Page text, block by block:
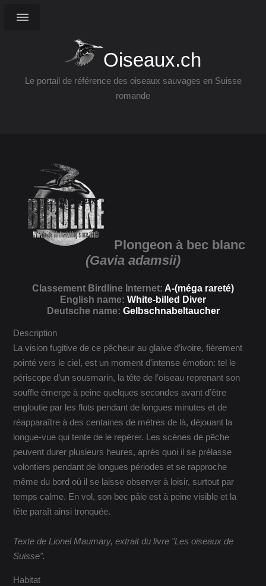
Oiseaux.ch
Le portail de référence des oiseaux sauvages en Suisse
romande
Plongeon à bec blanc
(Gavia adamsii)
Classement Birdline Internet: A-(méga rareté)
English name: White-billed Diver
Deutsche name: Gelbschnabeltaucher
Description
La vision fugitive de ce pêcheur au glaive d’ivoire, fièrement
pointé vers le ciel, est un moment d’intense émotion: tel le
périscope d’un sousmarin, la tête de l’oiseau reprenant son
souffle émerge à peine quelques secondes avant d’être
engloutie par les flots pendant de longues minutes et de
réapparaître à des centaines de mètres de là, déjouant la
longue-vue qui tente de le repérer. Les scènes de pêche
peuvent durer plusieurs heures, après quoi il se prélasse
volontiers pendant de longues périodes et se rapproche
même du bord où il se laisse observer à loisir, surtout par
temps calme. En vol, son bec pâle est à peine visible et la
tête paraît ainsi tronquée.
Texte de Lionel Maumary, extrait du livre "Les oiseaux de
Suisse".
Habitat